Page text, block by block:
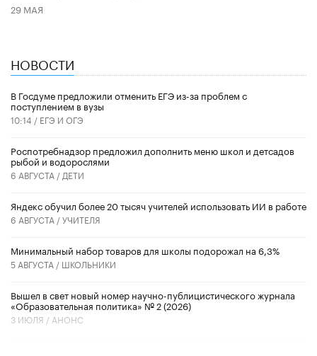
29 МАЯ
НОВОСТИ
В Госдуме предложили отменить ЕГЭ из-за проблем с
поступлением в вузы
10:14 / ЕГЭ И ОГЭ
Роспотребнадзор предложил дополнить меню школ и детсадов
рыбой и водорослями
6 АВГУСТА / ДЕТИ
​Яндекс обучил более 20 тысяч учителей использовать ИИ в работе
6 АВГУСТА /УЧИТЕЛЯ
Минимальный набор товаров для школы подорожал на 6,3%
5 АВГУСТА / ШКОЛЬНИКИ
Вышел в свет новый номер научно-публицистического журнала
«Образовательная политика» № 2 (2026)
3 ИЮЛЯ / АНОНС